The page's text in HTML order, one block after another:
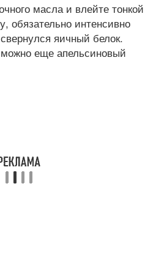
масла и влейте тонкой
обязательно интенсивно
яичный белок.
еще апельсиновый